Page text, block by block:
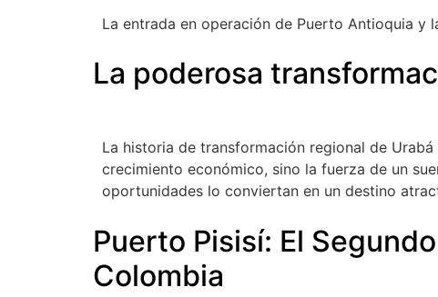
La entrada en operación de Puerto Antioquia
La poderosa
La historia de transformación regional de
crecimiento económico, sino la fuerza de un
oportunidades lo conviertan en un destino
Puerto Pisisí: El
Colombia